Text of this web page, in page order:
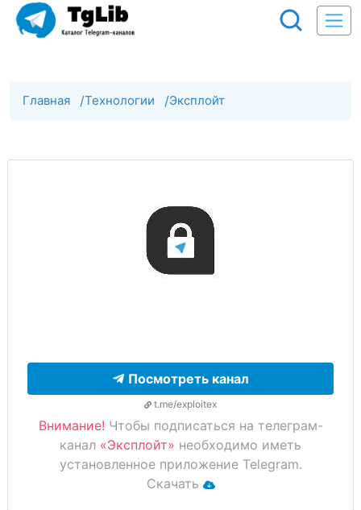
Главная /Технологии /Эксплойт
Посмотреть канал
t.me/exploitex
Внимание! Чтобы подписаться на телеграм-
канал «Эксплойт» необходимо иметь
установленное приложение Telegram.
Скачать